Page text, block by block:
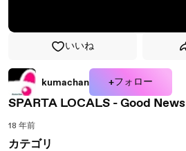
いいね
kumachan +フォロー
SPARTA LOCALS - Good News
18 年前
カテゴリ